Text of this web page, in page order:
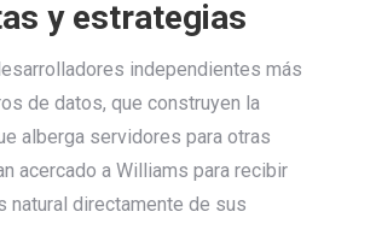
y estrategias
independientes más
de datos, que construyen la
alberga servidores para otras
acercado a Williams para recibir
natural directamente de sus